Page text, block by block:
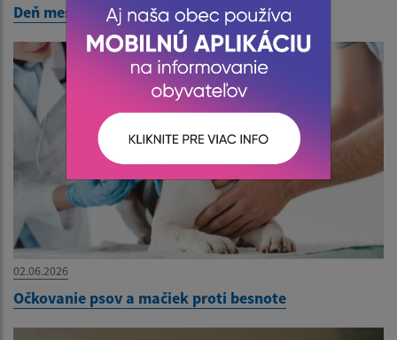
Deň mestskej časti - Pozvánka
02.06.2026
Očkovanie psov a mačiek proti besnote